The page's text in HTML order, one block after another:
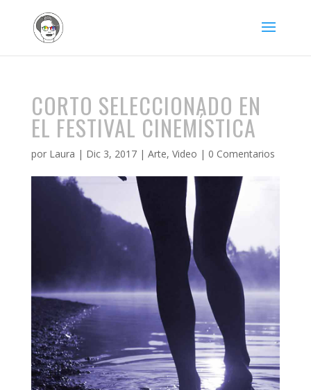
CORTO SELECCIONADO EN
EL FESTIVAL CINEMÍSTICA
por Laura | Dic 3, 2017| Arte, Video | 0 Comentarios